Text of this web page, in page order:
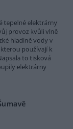
tepelné elektrárny
provoz kvůli vlně
hladině vody v
kterou používají k
to tisková
elektrárny